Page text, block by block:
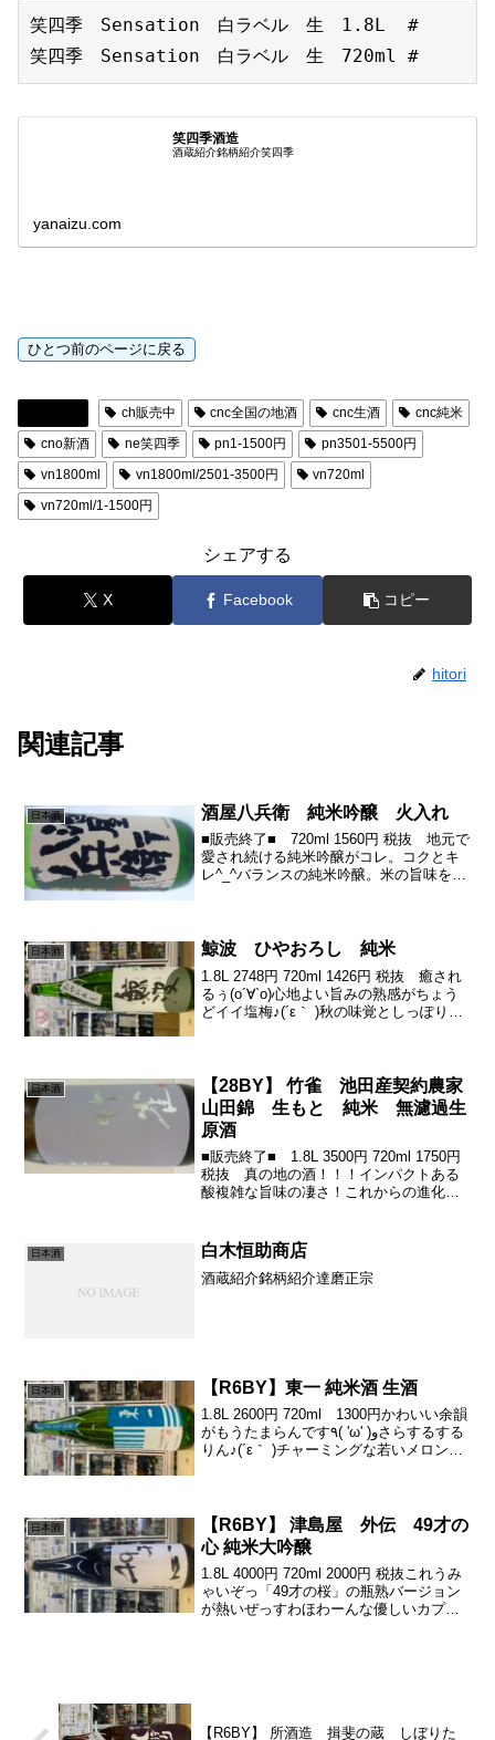
笑四季　Sensation　白ラベル　生　1.8L  #
笑四季　Sensation　白ラベル　生　720ml #
笑四季酒造
酒蔵紹介銘柄紹介笑四季
yanaizu.com
ch販売中 cnc全国の地酒 cnc生酒
cnc純米
cno新酒
ne笑四季 pn1-1500円
pn3501-5500円
vn1800ml
vn1800ml/2501-3500円
vn720ml
vn720ml/1-1500円
シェアする
X Facebook コピー
hitori
関連記事
日本酒 酒屋八兵衛 純米吟醸 火入れ
■販売終了■ 720ml 1560円 税抜 地元で
愛され続ける純米吟醸がコレ。コクとキ
レ^_^バランスの純米吟醸。米の旨味を感
るい温...
日本酒 鯨波 ひやおろし 純米
1.8L 2748円 720ml 1426円 税抜 癒され
るぅ(о´∀`о)心地よい旨みの熟感がちょう
どイイ塩梅♪(´ε｀ )秋の味覚としっぽり♪
日本酒
【28BY】 竹雀 池田産契約農家
山田錦 生もと 純米 無濾過生
原酒
■販売終了■ 1.8L 3500円 720ml 1750円
税抜 真の地の酒！！！インパクトある
酸複雑な旨味の凄さ！これからの進化が
山田錦70％」「きもと造り」「酵母...
日本酒 白木恒助商店
酒蔵紹介銘柄紹介達磨正宗
日本酒 【R6BY】東一 純米酒 生酒
1.8L 2600円 720ml 1300円かわいい余韻
がもうたまらんです٩( 'ω' )وさらするする
りん♪(´ε｀ )チャーミングな若いメロン、
日本酒
【R6BY】 津島屋 外伝 49才の
心 純米大吟醸
1.8L 4000円 720ml 2000円 税抜これうみ
ゃいぞっ「49才の桜」の瓶熟バージョン
が熱いぜっすわほわーんな優しいカプほ
【R6BY】 所酒造 揖斐の蔵 しぼりた